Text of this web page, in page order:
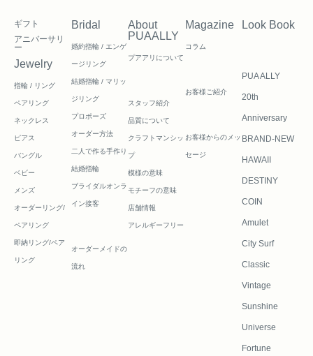
ギフト
アニバーサリ
ー
Jewelry
指輪 / リング
ペアリング
ネックレス
ピアス
バングル
ベビー
メンズ
オーダーリング/
ペアリング
即納リング/ペア
リング
Bridal
婚約指輪 / エンゲ
ージリング
結婚指輪 / マリッ
ジリング
プロポーズ
オーダー方法
二人で作る手作り
結婚指輪
ブライダルオンラ
イン接客
オーダーメイドの
流れ
About
PUAALLY
プアアリについて
スタッフ紹介
品質について
クラフトマンシッ
プ
模様の意味
モチーフの意味
店舗情報
アレルギーフリー
Magazine
コラム
お客様ご紹介
お客様からのメッ
セージ
Look Book
PUA ALLY
20th
Anniversary
BRAND-NEW
HAWAII
DESTINY
COIN
Amulet
City Surf
Classic
Vintage
Sunshine
Universe
Fortune